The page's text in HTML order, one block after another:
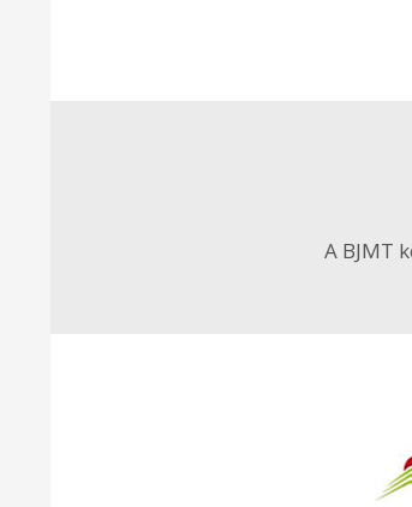
A BJMT